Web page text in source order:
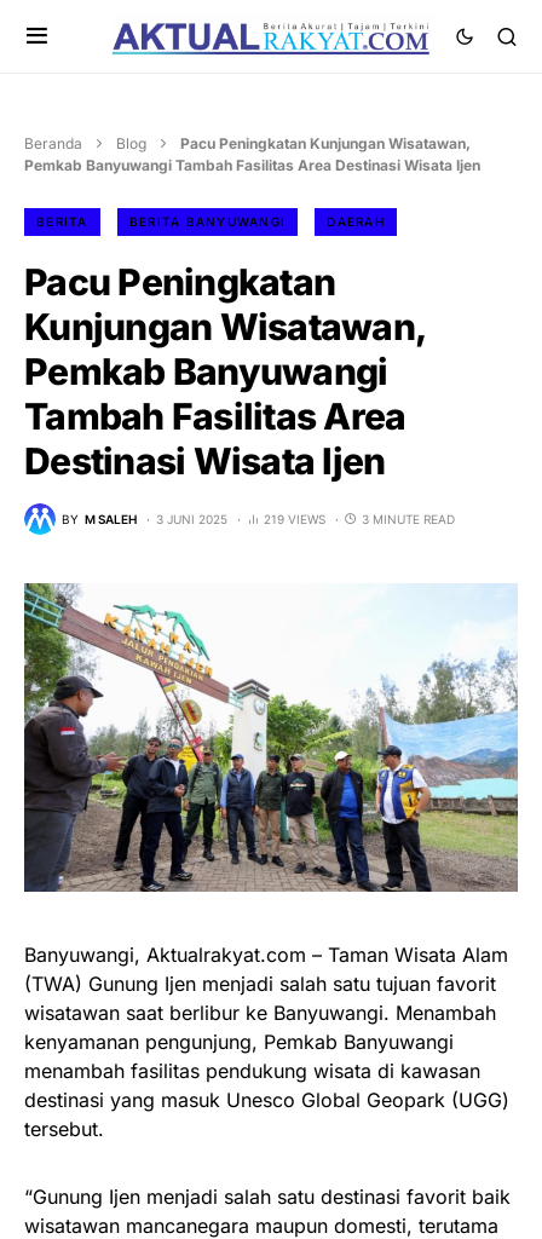
Beranda Blog
Pacu Peningkatan Kunjungan Wisatawan,
Pemkab Banyuwangi Tambah Fasilitas Area Destinasi Wisata Ijen
BERITA BERITA BANYUWANGI DAERAH
Pacu Peningkatan
Kunjungan Wisatawan,
Pemkab Banyuwangi
Tambah Fasilitas Area
Destinasi Wisata Ijen
BY M SALEH 3 JUNI 2025 219 VIEWS 3 MINUTE READ
Banyuwangi, Aktualrakyat.com – Taman Wisata Alam
(TWA) Gunung Ijen menjadi salah satu tujuan favorit
wisatawan saat berlibur ke Banyuwangi. Menambah
kenyamanan pengunjung, Pemkab Banyuwangi
menambah fasilitas pendukung wisata di kawasan
destinasi yang masuk Unesco Global Geopark (UGG)
tersebut.
“Gunung Ijen menjadi salah satu destinasi favorit baik
wisatawan mancanegara maupun domesti, terutama